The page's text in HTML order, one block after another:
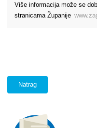
Više informacija može se
stranicama Županije
Natrag